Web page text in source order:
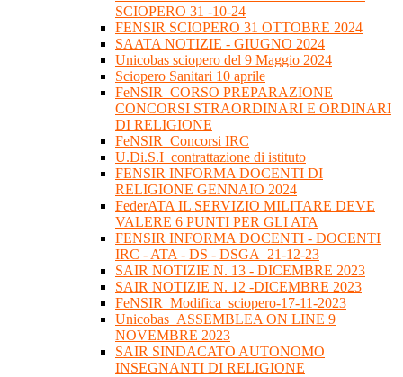
SCIOPERO 31 -10-24
FENSIR SCIOPERO 31 OTTOBRE 2024
SAATA NOTIZIE - GIUGNO 2024
Unicobas sciopero del 9 Maggio 2024
Sciopero Sanitari 10 aprile
FeNSIR_CORSO PREPARAZIONE
CONCORSI STRAORDINARI E ORDINARI
DI RELIGIONE
FeNSIR_Concorsi IRC
U.Di.S.I_contrattazione di istituto
FENSIR INFORMA DOCENTI DI
RELIGIONE GENNAIO 2024
FederATA IL SERVIZIO MILITARE DEVE
VALERE 6 PUNTI PER GLI ATA
FENSIR INFORMA DOCENTI - DOCENTI
IRC - ATA - DS - DSGA_21-12-23
SAIR NOTIZIE N. 13 - DICEMBRE 2023
SAIR NOTIZIE N. 12 -DICEMBRE 2023
FeNSIR_Modifica_sciopero-17-11-2023
Unicobas_ASSEMBLEA ON LINE 9
NOVEMBRE 2023
SAIR SINDACATO AUTONOMO
INSEGNANTI DI RELIGIONE